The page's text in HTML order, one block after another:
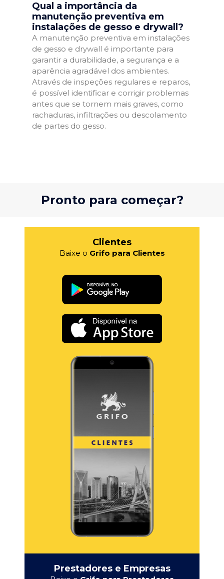
Qual a importância da
manutenção preventiva em
instalações de gesso e drywall?
A manutenção preventiva em instalações
de gesso e drywall é importante para
garantir a durabilidade, a segurança e a
aparência agradável dos ambientes.
Através de inspeções regulares e reparos,
é possível identificar e corrigir problemas
antes que se tornem mais graves, como
rachaduras, infiltrações ou descolamento
de partes do gesso.
Pronto para começar?
Clientes
Baixe o Grifo para Clientes
Prestadores e Empresas